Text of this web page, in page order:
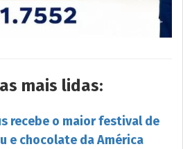
mais lidas:
recebe o maior festival de
e chocolate da América